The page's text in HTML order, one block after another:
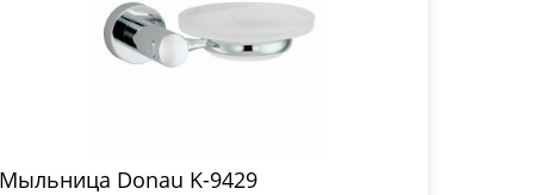
Мыльница Donau K-9429